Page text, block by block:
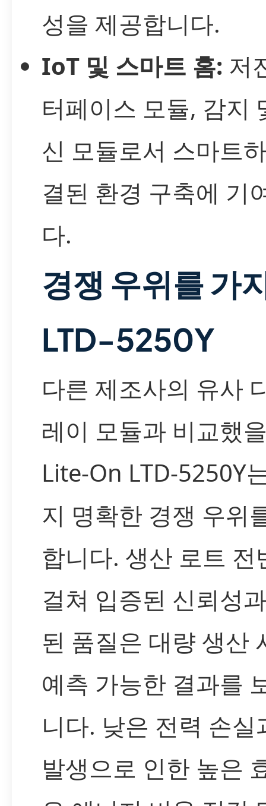
성을 제공합니다.
IoT 및 스마트 홈: 저
터페이스 모듈, 감지
신 모듈로서 스마트
결된 환경 구축에 기
다.
경쟁 우위를 가
LTD-5250Y
다른 제조사의 유사
레이 모듈과 비교했
Lite-On LTD-5250Y
지 명확한 경쟁 우위
합니다. 생산 로트 전
걸쳐 입증된 신뢰성
된 품질은 대량 생산
예측 가능한 결과를
니다. 낮은 전력 손실
발생으로 인한 높은